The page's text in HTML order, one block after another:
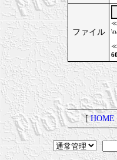
ファイル
≪
≪
[HOME